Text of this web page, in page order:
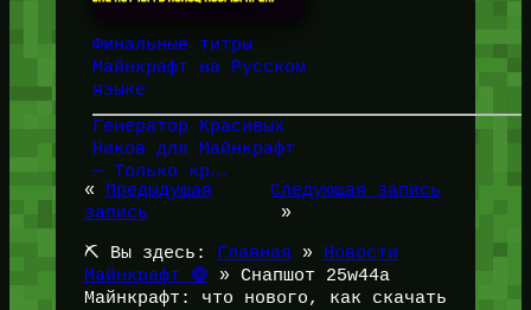
Финальные титры
Майнкрафт на Русском
языке
Генератор Красивых
Ников для Майнкрафт
— Только кр…
«
Предыдущая
запись
Следующая запись
»
⛏️ Вы здесь: Главная » Новости
Майнкрафт 🔴 » Снапшот 25w44a
Майнкрафт: что нового, как скачать